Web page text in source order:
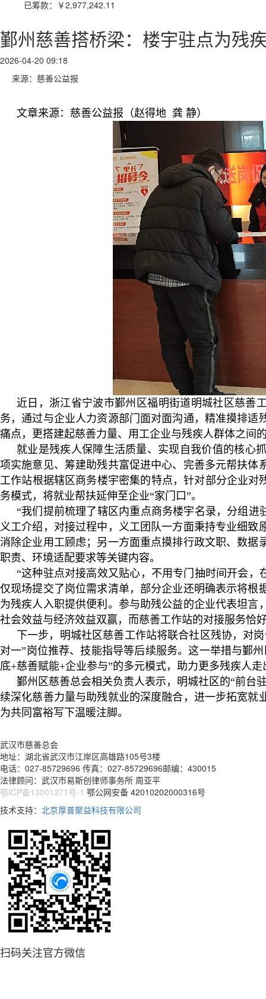
已筹款： ￥2,977,242.11
鄞州慈善搭桥梁：楼宇驻点为残
2026-04-20 09:18
来源：慈善公益报
文章来源：慈善公益报（赵得地 龚 静）
近日，浙江省宁波市鄞州区福明街道明城社区慈善
务，通过与企业人力资源部门面对面沟通，精准摸排
痛点，更搭建起慈善力量、用工企业与残疾人群体之间
就业是残疾人保障生活质量、实现自我价值的核心
项实施意见、筹建助残共富促进中心、完善多元帮扶
工作站根据辖区商务楼宇密集的特点，针对部分企业
务模式，将就业帮扶延伸至企业“家门口”。
“我们提前梳理了辖区内重点商务楼宇名录，分组
义工介绍，对接过程中，义工团队一方面秉持专业细
消除企业用工顾虑；另一方面重点摸排行政文职、数
职责、环境适配要求等关键内容。
“这种驻点对接高效又贴心，不用专门抽时间开会
仅现场提交了岗位需求清单，部分企业还明确表示将
为残疾人入职提供便利。参与助残公益的企业代表坦
社会效益与经济效益双赢，而慈善工作站的对接服务恰
下一步，明城社区慈善工作站将联合社区残协，对
对一”岗位推荐、技能指导等后续服务。这一举措与鄞
底+慈善赋能+企业参与”的多元模式，助力更多残疾人
鄞州区慈善总会相关负责人表示，明城社区的“前台
续深化慈善力量与助残就业的深度融合，进一步拓宽
为共同富裕写下温暖注脚。
武汉市慈善总会
地址：湖北省武汉市江岸区高雄路105号3楼
电话：027-85729696 传真：027-85729696邮编：430015
法律顾问：武汉市易斯创律师事务所 周亚平
鄂ICP备13001371号-1 鄂公网安备 42010202000316号
技术支持： 北京厚普聚益科技有限公司
扫码关注官方微信